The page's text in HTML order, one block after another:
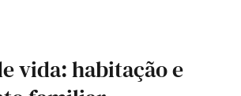
vida: habitação e